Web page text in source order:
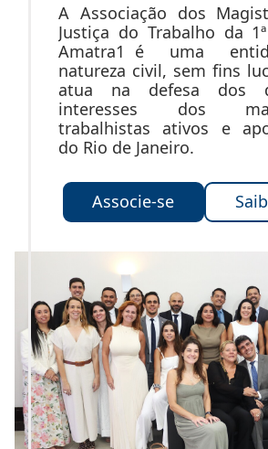
A Associação dos
Justiça do Trabalho da
Amatra1 é uma
natureza civil, sem fins
atua na defesa dos
interesses dos
trabalhistas ativos e
do Rio de Janeiro.
Associe-se